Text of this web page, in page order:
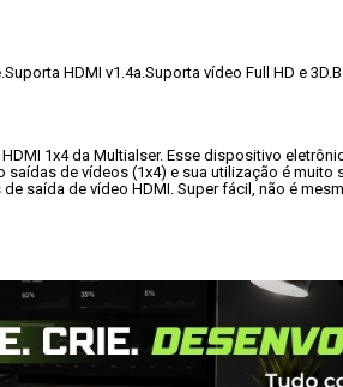
Suporta HDMI v1.4a.Suporta vídeo Full HD e 3D.
1x4 da Multialser. Esse dispositivo
de vídeos (1x4) e sua utilização é muito
saída de vídeo HDMI. Super fácil, não é